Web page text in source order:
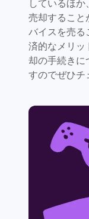
しているほ
売却すること
バイスを売る
済的なメリッ
却の手続きに
すのでぜひチ